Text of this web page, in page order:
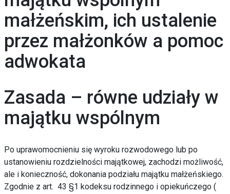
małżeńskim, ich ustalenie
przez małżonków a pomoc
adwokata
Zasada – równe udziały w
majątku wspólnym
Po uprawomocnieniu się wyroku rozwodowego lub po
ustanowieniu rozdzielności majątkowej, zachodzi możliwość,
ale i konieczność, dokonania podziału majątku małżeńskiego.
Zgodnie z art. 43 §1 kodeksu rodzinnego i opiekuńczego (